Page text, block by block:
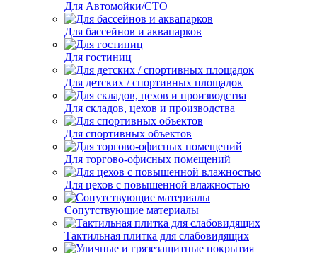
Для Автомойки/СТО
Для бассейнов и аквапарков
Для гостиниц
Для детских / спортивных площадок
Для складов, цехов и производства
Для спортивных объектов
Для торгово-офисных помещений
Для цехов с повышенной влажностью
Сопутствующие материалы
Тактильная плитка для слабовидящих